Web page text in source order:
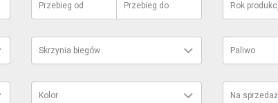
Przebieg od Przebieg do Rok
Skrzynia biegów Paliwo
Kolor Na